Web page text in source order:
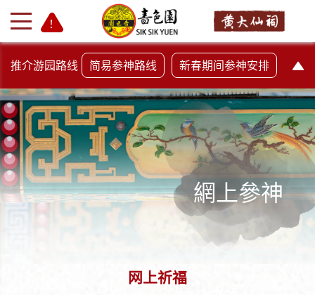
+
推介游园路线 简易参神路线 新春期间参神安排
網上參神
网上祈福